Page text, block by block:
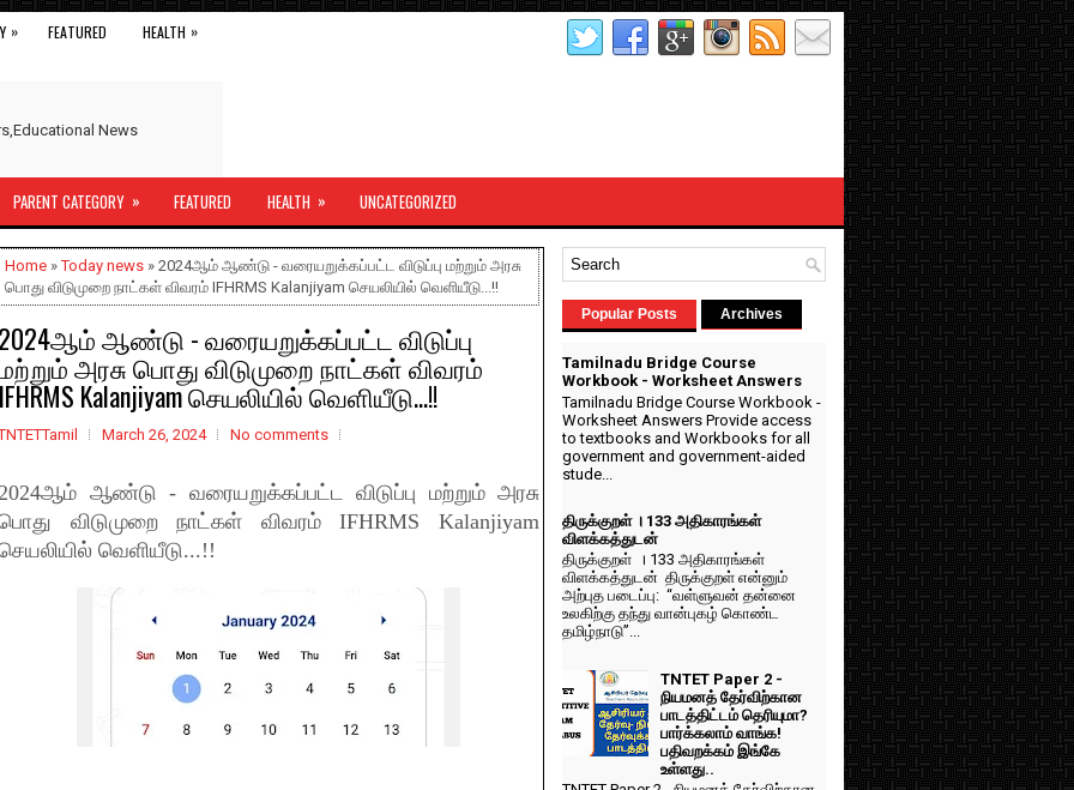
» FEATURED HEALTH »
News
PARENT CATEGORY » FEATURED HEALTH » UNCATEGORIZED
Home »Today news » 2024ஆம் ஆண்டு - வரையறுக்கப்பட்ட விடுப்பு மற்றும் அரசு
பொது விடுமுறை நாட்கள் விவரம் IFHRMS Kalanjiyam செயலியில் வெளியீடு...!!
ஆண்டு - வரையறுக்கப்பட்ட விடுப்பு
அரசு பொது விடுமுறை நாட்கள் விவரம்
Kalanjiyam செயலியில் வெளியீடு...!!
March 26, 2024 No comments
ஆண்டு - வரையறுக்கப்பட்ட விடுப்பு மற்றும் அரசு
விடுமுறை நாட்கள் விவரம் IFHRMS Kalanjiyam
வெளியீடு...!!
Popular Posts Archives
Tamilnadu Bridge Course
Workbook - Worksheet Answers
Tamilnadu Bridge Course Workbook -
Worksheet Answers Provide access
to textbooks and Workbooks for all
government and government-aided
stude...
திருக்குறள் । 133 அதிகாரங்கள்
விளக்கத்துடன்
திருக்குறள் । 133 அதிகாரங்கள்
விளக்கத்துடன் திருக்குறள் என்னும்
அற்புத படைப்பு: “வள்ளுவன் தன்னை
உலகிற்கு தந்து வான்புகழ் கொண்ட
தமிழ்நாடு”...
TNTET Paper 2 -
நியமனத் தேர்விற்கான
பாடத்திட்டம் தெரியுமா?
பார்க்கலாம் வாங்க!
பதிவறக்கம் இங்கே
உள்ளது..